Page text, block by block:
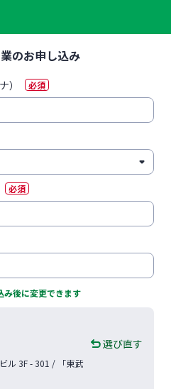
のお申し込み
） 必須
必須
み後に変更できます
ル 3F - 301 / 「東武
選び直す